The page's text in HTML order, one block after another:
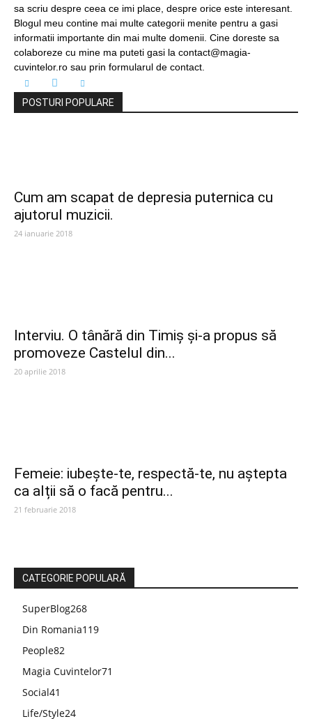
sa scriu despre ceea ce imi place, despre orice este interesant.
Blogul meu contine mai multe categorii menite pentru a gasi
informatii importante din mai multe domenii. Cine doreste sa
colaboreze cu mine ma puteti gasi la contact@magia-
cuvintelor.ro sau prin formularul de contact.
POSTURI POPULARE
Cum am scapat de depresia puternica cu
ajutorul muzicii.
24 ianuarie 2018
Interviu. O tânără din Timiș și-a propus să
promoveze Castelul din...
20 aprilie 2018
Femeie: iubește-te, respectă-te, nu aștepta
ca alții să o facă pentru...
21 februarie 2018
CATEGORIE POPULARĂ
SuperBlog268
Din Romania119
People82
Magia Cuvintelor71
Social41
Life/Style24